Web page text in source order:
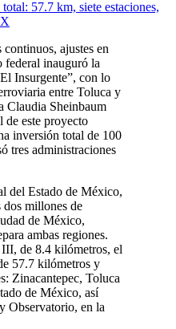
continuos, ajustes en
federal inauguró la
Insurgente”, con lo
entre Toluca y
Claudia Sheinbaum
de este proyecto
inversión total de 100
tres administraciones
del Estado de México,
dos millones de
de México,
ambas regiones.
de 8.4 kilómetros, el
57.7 kilómetros y
Zinacantepec, Toluca
de México, así
Observatorio, en la